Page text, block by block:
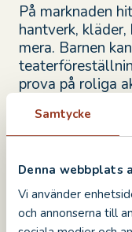
Samtycke
Denna webbplats
Vi använder
och annonserna till
På marknaden
hantverk,
mera. Barnen
prova på roliga
Slott.
ponnyridning i
– Under
slottsområdet
satsat lite extra
Det blir allt från